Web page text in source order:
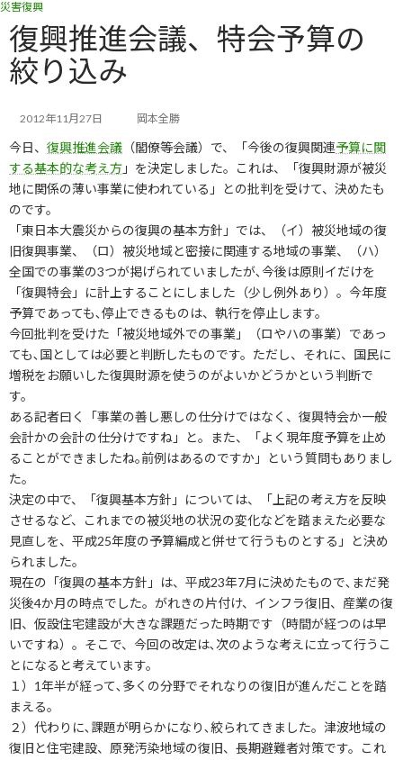
コ
ン
テ
ン
ツ
ッ
プ
ナ
ビ
ゲ
ー
シ
移
動
災害復興
復興推進会議、特会予算の
絞り込み
2012年11月27日 岡本全勝
今日、 復興推進会議 （閣僚等会議）で、「今後の復興関連予算に関
する基本的な考え方 」を決定しました。これは、「復興財源が被災
地に関係の薄い事業に使われている」との批判を受けて、決めたも
のです。
「東日本大震災からの復興の基本方針」では、（イ）被災地域の復
旧復興事業、（ロ）被災地域と密接に関連する地域の事業、（ハ）
全国での事業の3つが掲げられていましたが､今後は原則イだけを
「復興特会」に計上することにしました（少し例外あり）。今年度
予算であっても､停止できるものは、執行を停止します。
今回批判を受けた「被災地域外での事業」（ロやハの事業）であっ
ても､国としては必要と判断したものです。ただし、それに、国民に
増税をお願いした復興財源を使うのがよいかどうかという判断で
す。
ある記者曰く「事業の善し悪しの仕分けではなく、復興特会か一般
会計かの会計の仕分けですね」と。また、「よく現年度予算を止め
ることができましたね｡前例はあるのですか」という質問もありまし
た。
決定の中で、「復興基本方針」については、「上記の考え方を反映
させるなど、これまでの被災地の状況の変化などを踏まえた必要な
見直しを、平成25年度の予算編成と併せて行うものとする」と決め
られました。
現在の「復興の基本方針」は、平成23年7月に決めたもので､まだ発
災後4か月の時点でした。がれきの片付け、インフラ復旧、産業の復
旧、仮設住宅建設が大きな課題だった時期です（時間が経つのは早
いですね）。そこで、今回の改定は､次のような考えに立って行うこ
とになると考えています。
１）1年半が経って､多くの分野でそれなりの復旧が進んだことを踏
まえる。
２）代わりに､課題が明らかになり､絞られてきました。津波地域の
復旧と住宅建設、原発汚染地域の復旧、長期避難者対策です。これ